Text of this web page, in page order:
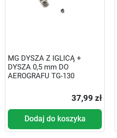
MG DYSZA Z IGLICĄ +
DYSZA 0,5 mm DO
AEROGRAFU TG-130
37,99 zł
Dodaj do koszyka